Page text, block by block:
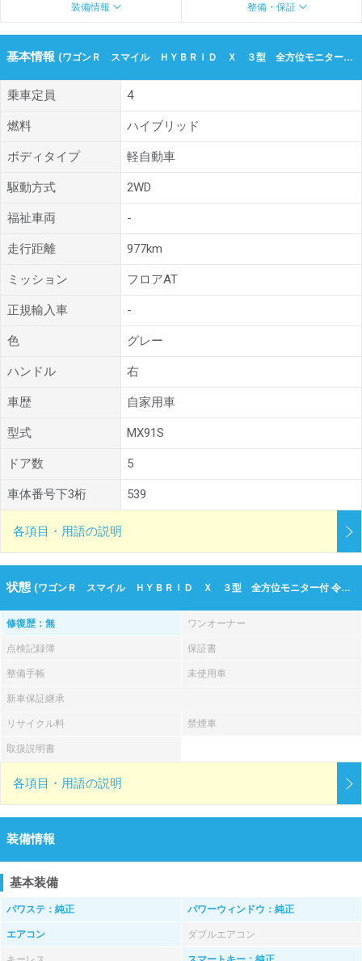
装備情報 整備・保証
基本情報 (ワゴンＲ スマイル ＨＹＢＲＩＤ Ｘ ３型 全方位モニター付 令和07年（2025年） 977km 大阪府堺市北区)
乗車定員 4
燃料 ハイブリッド
ボディタイプ 軽自動車
駆動方式 2WD
福祉車両 -
走行距離 977km
ミッション フロアAT
正規輸入車 -
色 グレー
ハンドル 右
車歴 自家用車
型式 MX91S
ドア数 5
車体番号下3桁 539
各項目・用語の説明
状態 (ワゴンＲ スマイル ＨＹＢＲＩＤ Ｘ ３型 全方位モニター付 令和07年（2025年） 977km 大阪府堺市北区)
修復歴：無 ワンオーナー
点検記録簿 保証書
整備手帳 未使用車
新車保証継承
リサイクル料 禁煙車
取扱説明書
各項目・用語の説明
装備情報
基本装備
パワステ：純正 パワーウィンドウ：純正
エアコン ダブルエアコン